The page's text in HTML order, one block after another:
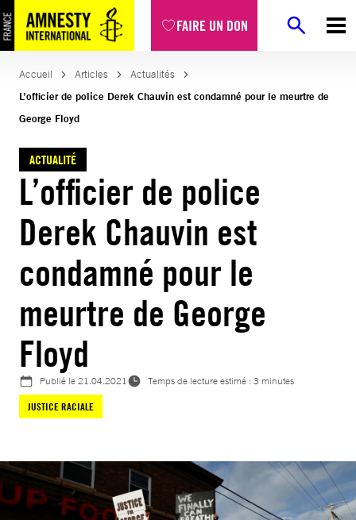
FAIRE UN DON
Aller
au
contenu
Accueil Articles
Actualités
L’officier de police Derek Chauvin est condamné pour le meurtre de
George Floyd
ACTUALITÉ
L’officier de police
Derek Chauvin est
condamné pour le
meurtre de George
Floyd
Publié le21.04.2021
Temps de lecture estimé : 3 minutes
JUSTICE RACIALE